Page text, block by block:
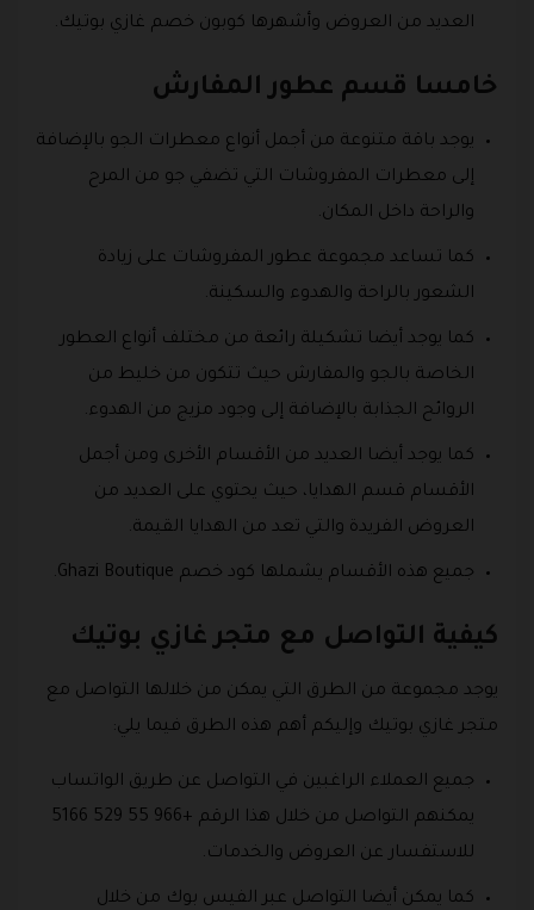
العديد من العروض وأشهرها كوبون خصم غازي بوتيك.
خامسا قسم عطور المفارش
يوجد باقة متنوعة من أجمل أنواع معطرات الجو بالإضافة
إلى معطرات المفروشات التي تضفي جو من المرح
والراحة داخل المكان.
كما تساعد مجموعة عطور المفروشات على زيادة
الشعور بالراحة والهدوء والسكينة.
كما يوجد أيضا تشكيلة رائعة من مختلف أنواع العطور
الخاصة بالجو والمفارش حيث تتكون من خليط من
الروائح الجذابة بالإضافة إلى وجود مزيج من الهدوء.
كما يوجد أيضا العديد من الأقسام الأخرى ومن أجمل
الأقسام قسم الهدايا، حيث يحتوي على العديد من
العروض الفريدة والتي تعد من الهدايا القيمة.
جميع هذه الأقسام يشملها كود خصم Ghazi Boutique.
كيفية التواصل مع متجر غازي بوتيك
يوجد مجموعة من الطرق التي يمكن من خلالها التواصل مع
متجر غازي بوتيك وإليكم أهم هذه الطرق فيما يلي:
جميع العملاء الراغبين في التواصل عن طريق الواتساب
يمكنهم التواصل من خلال هذا الرقم +966 55 529 5166
للاستفسار عن العروض والخدمات.
كما يمكن أيضا التواصل عبر الفيس بوك من خلال